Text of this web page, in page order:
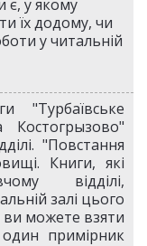
є, у якому
їх додому, чи
у читальній
"Турбаївське
"Повстання
Книги, які
відділі,
залі цього
ви можете взяти
примірник